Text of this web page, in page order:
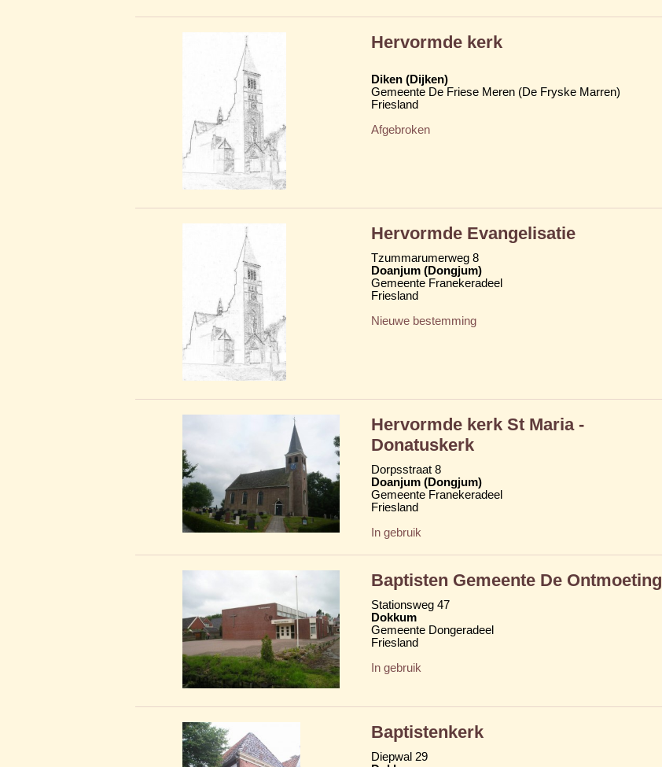
Hervormde kerk
Diken (Dijken)
Gemeente De Friese Meren (De Fryske Marren)
Friesland
Afgebroken
Hervormde Evangelisatie
Tzummarumerweg 8
Doanjum (Dongjum)
Gemeente Franekeradeel
Friesland
Nieuwe bestemming
Hervormde kerk St Maria -
Donatuskerk
Dorpsstraat 8
Doanjum (Dongjum)
Gemeente Franekeradeel
Friesland
In gebruik
Baptisten Gemeente De Ontmoeting
Stationsweg 47
Dokkum
Gemeente Dongeradeel
Friesland
In gebruik
Baptistenkerk
Diepwal 29